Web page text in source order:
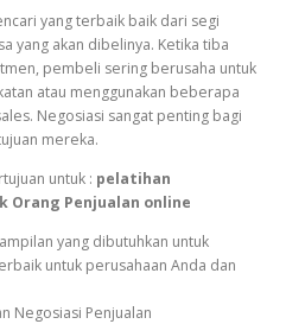
yang terbaik baik dari segi
yang akan dibelinya. Ketika tiba
pembeli sering berusaha untuk
atau menggunakan beberapa
Negosiasi sangat penting bagi
mereka.
untuk : pelatihan
Orang Penjualan online
yang dibutuhkan untuk
untuk perusahaan Anda dan
Negosiasi Penjualan